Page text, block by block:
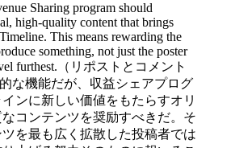
Sharing program should
high-quality content that brings
This means rewarding the
something, not just the poster
furthest.（リポストとコメント
な機能だが、収益シェアプログ
ンに新しい価値をもたらすオリ
コンテンツを奨励すべきだ。そ
を最も広く拡散した投稿者では